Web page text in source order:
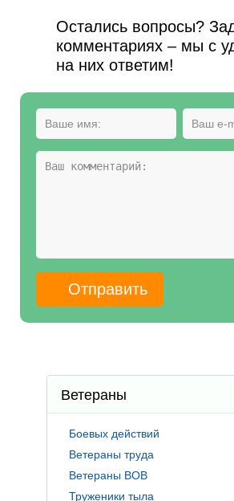
Остались вопросы?
комментариях – мы с
на них ответим!
Ветераны
Боевых действий
Ветераны труда
Ветераны ВОВ
Труженики тыла